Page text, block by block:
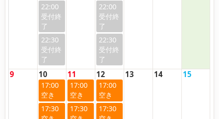
22:00
22:30
22:00
22:30
9 10
17:00
17:30
11
17:00
17:30
12
17:00
17:30
13 14 15